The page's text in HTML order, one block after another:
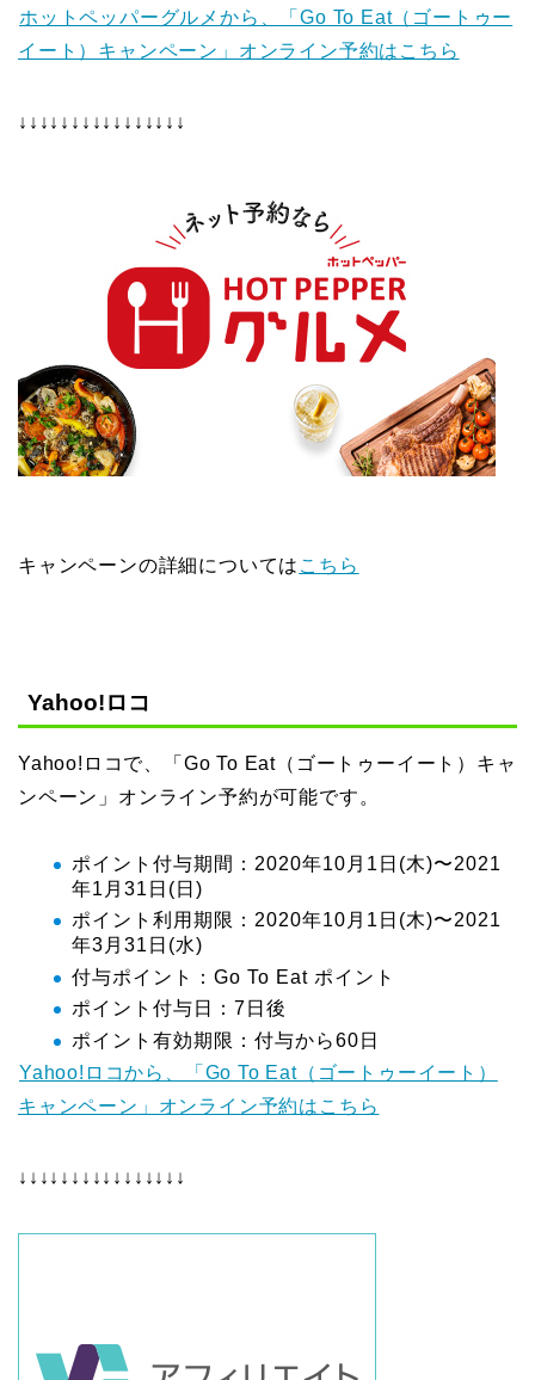
ホットペッパーグルメから、「Go To Eat（ゴートゥー
イート）キャンペーン」オンライン予約はこちら
↓↓↓↓↓↓↓↓↓↓↓↓↓↓↓↓
キャンペーンの詳細については こちら
Yahoo!ロコ
Yahoo!ロコで、「Go To Eat（ゴートゥーイート）キャ
ンペーン」オンライン予約が可能です。
ポイント付与期間：2020年10月1日(木)〜2021
年1月31日(日)
ポイント利用期限：2020年10月1日(木)〜2021
年3月31日(水)
付与ポイント：Go To Eat ポイント
ポイント付与日：7日後
ポイント有効期限：付与から60日
Yahoo!ロコから、「Go To Eat（ゴートゥーイート）
キャンペーン」オンライン予約はこちら
↓↓↓↓↓↓↓↓↓↓↓↓↓↓↓↓